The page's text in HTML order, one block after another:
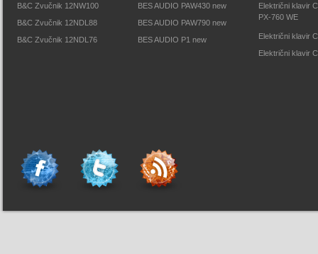
B&C Zvučnik 12NW100
B&C Zvučnik 12NDL88
B&C Zvučnik 12NDL76
BES AUDIO PAW430 new
BES AUDIO PAW790 new
BES AUDIO P1 new
Električni klavir
PX-760 WE
Električni klavir
Električni klavir